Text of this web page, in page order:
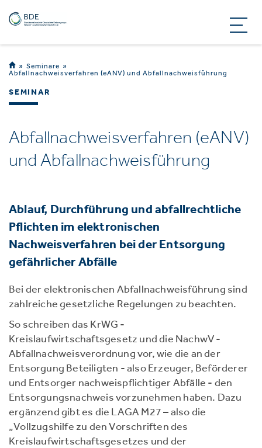
Seminare
Abfallnachweisverfahren (eANV) und Abfallnachweisführung
SEMINAR
Abfallnachweisverfahren (eANV)
und Abfallnachweisführung
Ablauf, Durchführung und abfallrechtliche
Pflichten im elektronischen
Nachweisverfahren bei der Entsorgung
gefährlicher Abfälle
Bei der elektronischen Abfallnachweisführung sind
zahlreiche gesetzliche Regelungen zu beachten.
So schreiben das KrWG -
Kreislaufwirtschaftsgesetz und die NachwV -
Abfallnachweisverordnung vor, wie die an der
Entsorgung Beteiligten - also Erzeuger, Beförderer
und Entsorger nachweispflichtiger Abfälle - den
Entsorgungsnachweis vorzunehmen haben. Dazu
ergänzend gibt es die LAGA M27 – also die
„Vollzugshilfe zu den Vorschriften des
Kreislaufwirtschaftsgesetzes und der